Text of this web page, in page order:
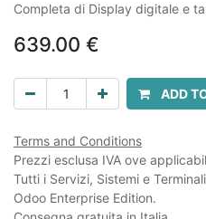
Completa di Display digitale e
639.00 €
ADD
Terms and Conditions
Prezzi esclusa IVA ove
Tutti i Servizi, Sistemi e
Odoo Enterprise Edition.